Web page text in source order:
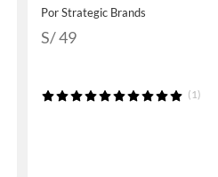
Por Strategic Brands
S/ 49
(1)